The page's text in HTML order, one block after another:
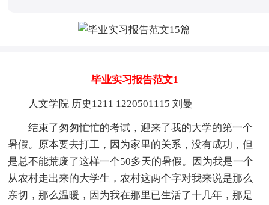
毕业实习报告范文1
人文学院 历史1211 1220501115 刘曼
结束了匆匆忙忙的考试，迎来了我的大学的第一个
暑假。原本要去打工，因为家里的关系，没有成功，但
是总不能荒废了这样一个50多天的暑假。因为我是一个
从农村走出来的大学生，农村这两个字对我来说是那么
亲切，那么温暖，因为我在那里已生活了十几年，那是